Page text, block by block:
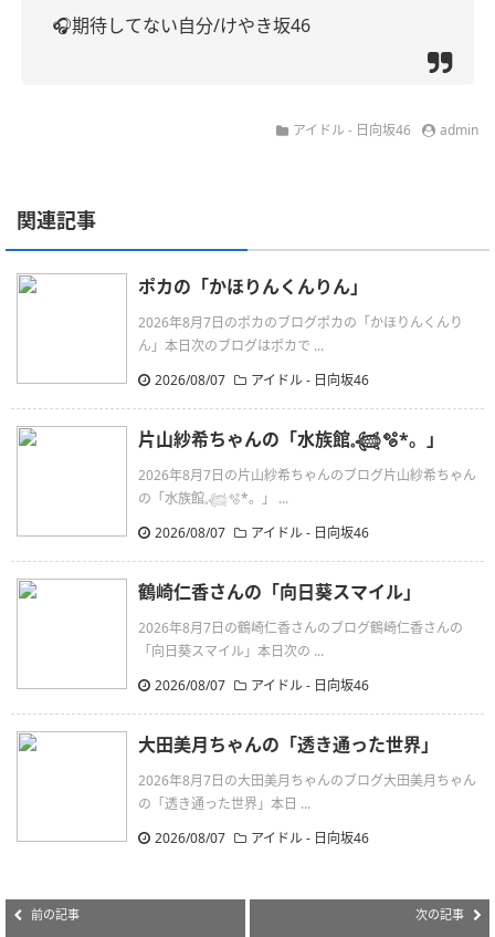
🎧期待してない自分/けやき坂46
アイドル - 日向坂46 admin
関連記事
ポカの「かほりんくんりん」
2026年8月7日のポカのブログポカの「かほりんくんり
ん」本日次のブログはポカで ...
2026/08/07
アイドル - 日向坂46
片山紗希ちゃんの「水族館𓈒𓆉🫧‪*。」
2026年8月7日の片山紗希ちゃんのブログ片山紗希ちゃん
の「水族館𓈒𓆉🫧‪*。」 ...
2026/08/07
アイドル - 日向坂46
鶴崎仁香さんの「向日葵スマイル」
2026年8月7日の鶴崎仁香さんのブログ鶴崎仁香さんの
「向日葵スマイル」本日次の ...
2026/08/07
アイドル - 日向坂46
大田美月ちゃんの「透き通った世界」
2026年8月7日の大田美月ちゃんのブログ大田美月ちゃん
の「透き通った世界」本日 ...
2026/08/07
アイドル - 日向坂46
前の記事 次の記事